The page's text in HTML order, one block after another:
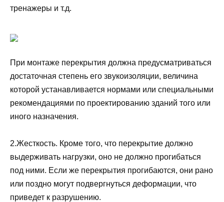
тренажеры и т.д.
При монтаже перекрытия должна предусматриваться
достаточная степень его звукоизоляции,‭ ‬величина
которой устанавливается нормами или специальными
рекомендациями по проектированию зданий того или
иного назначения.‭
2.Жесткость. Кроме того, что перекрытие должно
выдерживать нагрузки, оно не должно прогибаться
под ними. Если же перекрытия прогибаются, они рано
или поздно могут подвергнуться деформации, что
приведет к разрушению.